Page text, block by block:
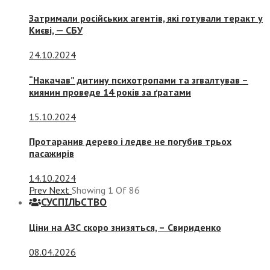
Затримали російських агентів, які готували теракт у
Києві, — СБУ
24.10.2024
“Накачав” дитину психотропами та згвалтував –
киянин проведе 14 років за ґратами
15.10.2024
Протаранив дерево і ледве не погубив трьох
пасажирів
14.10.2024
Prev Next Showing 1 Of 86
СУСПIЛЬСТВО
Ціни на АЗС скоро знизяться, – Свириденко
08.04.2026